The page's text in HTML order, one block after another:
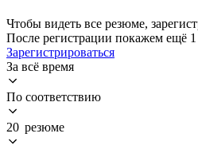
Чтобы видеть все резюме,
После регистрации покажем ещё
Зарегистрироваться
За всё время
По соответствию
20 резюме